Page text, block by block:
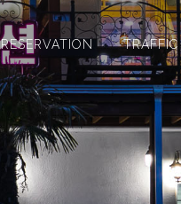
RESERVATION TRAFFIC